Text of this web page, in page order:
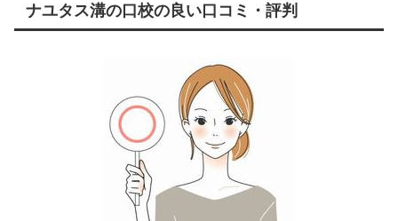
ナユタス溝の口校の良い口コミ・評判